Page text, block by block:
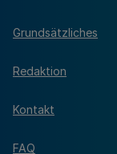
Grundsätzliches
Redaktion
Kontakt
FAQ